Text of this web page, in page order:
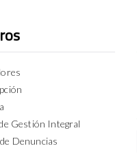
Gestión Integral
Denuncias